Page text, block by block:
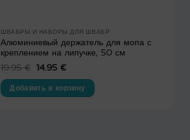
ШВАБРЫ И НАБОРЫ ДЛЯ ШВАБР
Алюминиевый держатель для мопа с
креплением на липучке, 50 см
19.95€ Первоначальная
19.95 €.
14.95€
14.95 €.
Добавить в корзину